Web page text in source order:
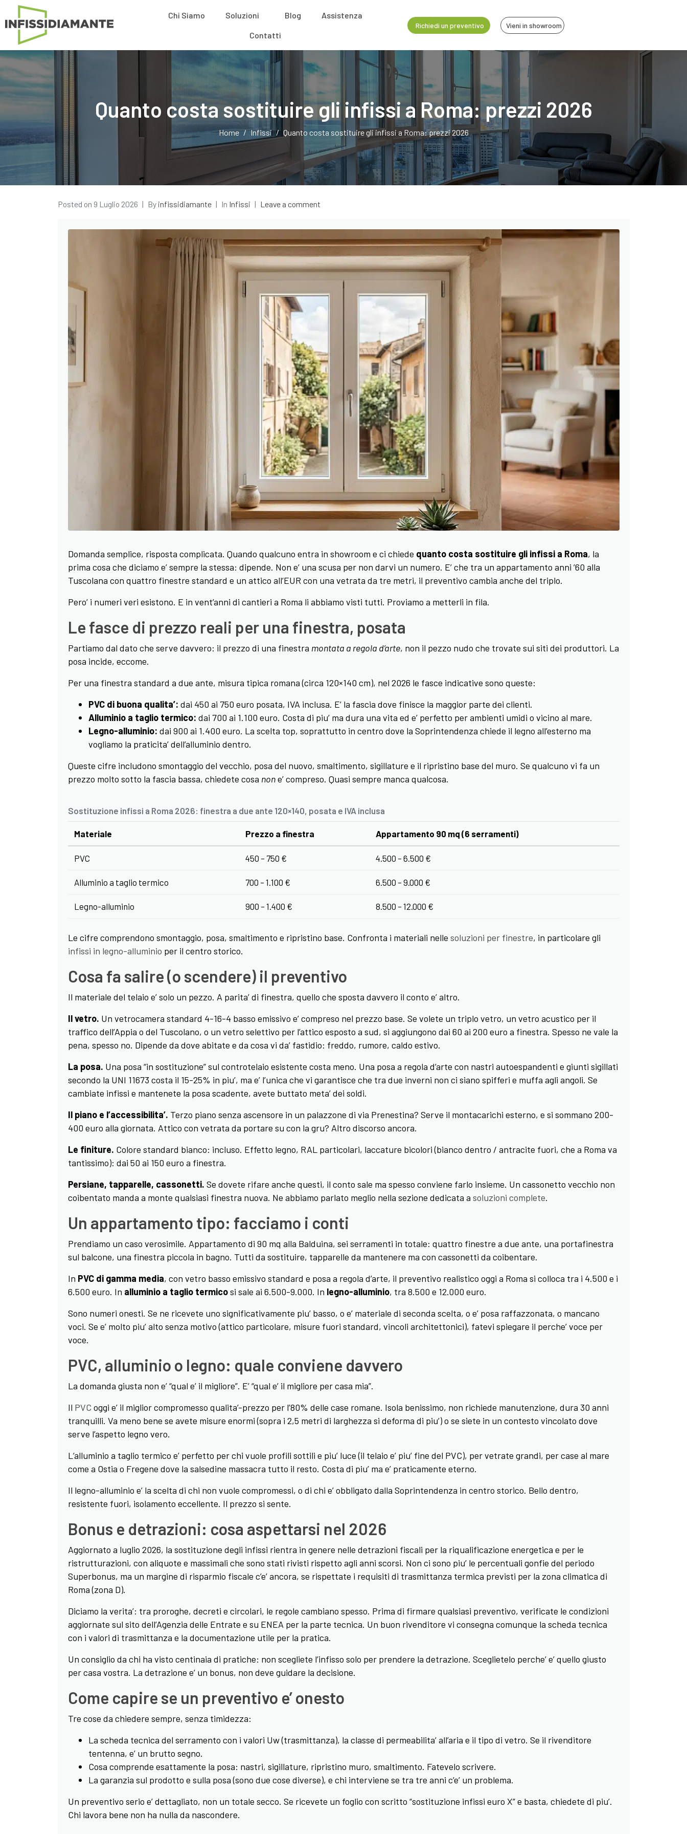
Chi Siamo Soluzioni Blog Assistenza
Contatti
Richiedi un preventivo Vieni in showroom
Quanto costa sostituire gli infissi a Roma: prezzi 2026
Home Infissi Quanto costa sostituire gli infissi a Roma: prezzi 2026
Posted on 9 Luglio 2026 By infissidiamante In Infissi Leave a comment
Domanda semplice, risposta complicata. Quando qualcuno entra in showroom e ci chiede quanto costa sostituire gli infissi a Roma, la
prima cosa che diciamo e’ sempre la stessa: dipende. Non e’ una scusa per non darvi un numero. E’ che tra un appartamento anni ’60 alla
Tuscolana con quattro finestre standard e un attico all’EUR con una vetrata da tre metri, il preventivo cambia anche del triplo.
Pero’ i numeri veri esistono. E in vent’anni di cantieri a Roma li abbiamo visti tutti. Proviamo a metterli in fila.
Le fasce di prezzo reali per una finestra, posata
Partiamo dal dato che serve davvero: il prezzo di una finestra montata a regola d’arte, non il pezzo nudo che trovate sui siti dei produttori. La
posa incide, eccome.
Per una finestra standard a due ante, misura tipica romana (circa 120×140 cm), nel 2026 le fasce indicative sono queste:
PVC di buona qualita’: dai 450 ai 750 euro posata, IVA inclusa. E’ la fascia dove finisce la maggior parte dei clienti.
Alluminio a taglio termico: dai 700 ai 1.100 euro. Costa di piu’ ma dura una vita ed e’ perfetto per ambienti umidi o vicino al mare.
Legno-alluminio: dai 900 ai 1.400 euro. La scelta top, soprattutto in centro dove la Soprintendenza chiede il legno all’esterno ma
vogliamo la praticita’ dell’alluminio dentro.
Queste cifre includono smontaggio del vecchio, posa del nuovo, smaltimento, sigillature e il ripristino base del muro. Se qualcuno vi fa un
prezzo molto sotto la fascia bassa, chiedete cosa none’ compreso. Quasi sempre manca qualcosa.
Sostituzione infissi a Roma 2026: finestra a due ante 120×140, posata e IVA inclusa
Materiale Prezzo a finestra Appartamento 90 mq (6 serramenti)
PVC 450 – 750 € 4.500 – 6.500 €
Alluminio a taglio termico 700 – 1.100 € 6.500 – 9.000 €
Legno-alluminio 900 – 1.400 € 8.500 – 12.000 €
Le cifre comprendono smontaggio, posa, smaltimento e ripristino base. Confronta i materiali nelle soluzioni per finestre, in particolare gli
infissi in legno-alluminio per il centro storico.
Cosa fa salire (o scendere) il preventivo
Il materiale del telaio e’ solo un pezzo. A parita’ di finestra, quello che sposta davvero il conto e’ altro.
Il vetro. Un vetrocamera standard 4-16-4 basso emissivo e’ compreso nel prezzo base. Se volete un triplo vetro, un vetro acustico per il
traffico dell’Appia o del Tuscolano, o un vetro selettivo per l’attico esposto a sud, si aggiungono dai 60 ai 200 euro a finestra. Spesso ne vale la
pena, spesso no. Dipende da dove abitate e da cosa vi da’ fastidio: freddo, rumore, caldo estivo.
La posa. Una posa “in sostituzione” sul controtelaio esistente costa meno. Una posa a regola d’arte con nastri autoespandenti e giunti sigillati
secondo la UNI 11673 costa il 15-25% in piu’, ma e’ l’unica che vi garantisce che tra due inverni non ci siano spifferi e muffa agli angoli. Se
cambiate infissi e mantenete la posa scadente, avete buttato meta’ dei soldi.
Il piano e l’accessibilita’. Terzo piano senza ascensore in un palazzone di via Prenestina? Serve il montacarichi esterno, e si sommano 200-
400 euro alla giornata. Attico con vetrata da portare su con la gru? Altro discorso ancora.
Le finiture. Colore standard bianco: incluso. Effetto legno, RAL particolari, laccature bicolori (bianco dentro / antracite fuori, che a Roma va
tantissimo): dai 50 ai 150 euro a finestra.
Persiane, tapparelle, cassonetti. Se dovete rifare anche questi, il conto sale ma spesso conviene farlo insieme. Un cassonetto vecchio non
coibentato manda a monte qualsiasi finestra nuova. Ne abbiamo parlato meglio nella sezione dedicata a soluzioni complete.
Un appartamento tipo: facciamo i conti
Prendiamo un caso verosimile. Appartamento di 90 mq alla Balduina, sei serramenti in totale: quattro finestre a due ante, una portafinestra
sul balcone, una finestra piccola in bagno. Tutti da sostituire, tapparelle da mantenere ma con cassonetti da coibentare.
In PVC di gamma media, con vetro basso emissivo standard e posa a regola d’arte, il preventivo realistico oggi a Roma si colloca tra i 4.500 e i
6.500 euro. In alluminio a taglio termicosi sale ai 6.500-9.000. In legno-alluminio, tra 8.500 e 12.000 euro.
Sono numeri onesti. Se ne ricevete uno significativamente piu’ basso, o e’ materiale di seconda scelta, o e’ posa raffazzonata, o mancano
voci. Se e’ molto piu’ alto senza motivo (attico particolare, misure fuori standard, vincoli architettonici), fatevi spiegare il perche’ voce per
voce.
PVC, alluminio o legno: quale conviene davvero
La domanda giusta non e’ “qual e’ il migliore”. E’ “qual e’ il migliore per casa mia”.
Il PVC oggi e’ il miglior compromesso qualita’-prezzo per l’80% delle case romane. Isola benissimo, non richiede manutenzione, dura 30 anni
tranquilli. Va meno bene se avete misure enormi (sopra i 2,5 metri di larghezza si deforma di piu’) o se siete in un contesto vincolato dove
serve l’aspetto legno vero.
L’alluminio a taglio termico e’ perfetto per chi vuole profili sottili e piu’ luce (il telaio e’ piu’ fine del PVC), per vetrate grandi, per case al mare
come a Ostia o Fregene dove la salsedine massacra tutto il resto. Costa di piu’ ma e’ praticamente eterno.
Il legno-alluminio e’ la scelta di chi non vuole compromessi, o di chi e’ obbligato dalla Soprintendenza in centro storico. Bello dentro,
resistente fuori, isolamento eccellente. Il prezzo si sente.
Bonus e detrazioni: cosa aspettarsi nel 2026
Aggiornato a luglio 2026, la sostituzione degli infissi rientra in genere nelle detrazioni fiscali per la riqualificazione energetica e per le
ristrutturazioni, con aliquote e massimali che sono stati rivisti rispetto agli anni scorsi. Non ci sono piu’ le percentuali gonfie del periodo
Superbonus, ma un margine di risparmio fiscale c’e’ ancora, se rispettate i requisiti di trasmittanza termica previsti per la zona climatica di
Roma (zona D).
Diciamo la verita’: tra proroghe, decreti e circolari, le regole cambiano spesso. Prima di firmare qualsiasi preventivo, verificate le condizioni
aggiornate sul sito dell’Agenzia delle Entrate e su ENEA per la parte tecnica. Un buon rivenditore vi consegna comunque la scheda tecnica
con i valori di trasmittanza e la documentazione utile per la pratica.
Un consiglio da chi ha visto centinaia di pratiche: non scegliete l’infisso solo per prendere la detrazione. Sceglietelo perche’ e’ quello giusto
per casa vostra. La detrazione e’ un bonus, non deve guidare la decisione.
Come capire se un preventivo e’ onesto
Tre cose da chiedere sempre, senza timidezza:
La scheda tecnica del serramento con i valori Uw (trasmittanza), la classe di permeabilita’ all’aria e il tipo di vetro. Se il rivenditore
tentenna, e’ un brutto segno.
Cosa comprende esattamente la posa: nastri, sigillature, ripristino muro, smaltimento. Fatevelo scrivere.
La garanzia sul prodotto e sulla posa (sono due cose diverse), e chi interviene se tra tre anni c’e’ un problema.
Un preventivo serio e’ dettagliato, non un totale secco. Se ricevete un foglio con scritto “sostituzione infissi euro X” e basta, chiedete di piu’.
Chi lavora bene non ha nulla da nascondere.